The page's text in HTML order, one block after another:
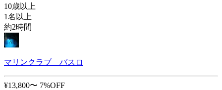
10歳以上
1名以上
約2時間
マリンクラブ バスロ
¥13,800〜 7%OFF